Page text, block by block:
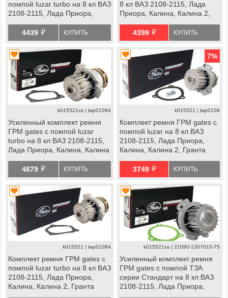
помпой luzar turbo на 8 кл ВАЗ
2108-2115, Лада Приора,
Стандарт, Ока
4439 й КУПИТЬ
8 кл ВАЗ 2108-2115, Лада
Приора, Калина, Калина 2,
4399 й КУПИТЬ
k015521xs | lwp01084
Усиленный комплект ремня
ГРМ gates с помпой luzar
turbo на 8 кл ВАЗ 2108-2115,
Лада Приора, Калина, Калина
4879 й КУПИТЬ
7%
k015521 | lwp0108
Комплект ремня ГРМ gates с
помпой luzar на 8 кл ВАЗ
2108-2115, Лада Приора,
Калина, Калина 2, Гранта
3749 й КУПИТЬ
k015521 | lwp01084
Комплект ремня ГРМ gates с
помпой luzar turbo на 8 кл ВАЗ
2108-2115, Лада Приора,
Калина, Калина 2, Гранта
k015521xs | 21090-1307010-75
Усиленный комплект ремня
ГРМ gates с помпой ТЗА
серии Стандарт на 8 кл ВАЗ
2108-2115, Лада Приора,